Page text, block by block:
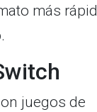
más
juegos de